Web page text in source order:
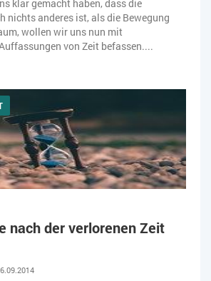
klar gemacht haben, dass die
nichts anderes ist, als die Bewegung
wollen wir uns nun mit
von Zeit befassen....
nach der verlorenen Zeit